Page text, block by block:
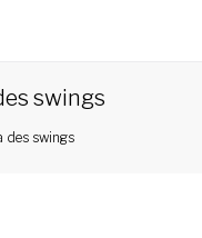
swings
des swings